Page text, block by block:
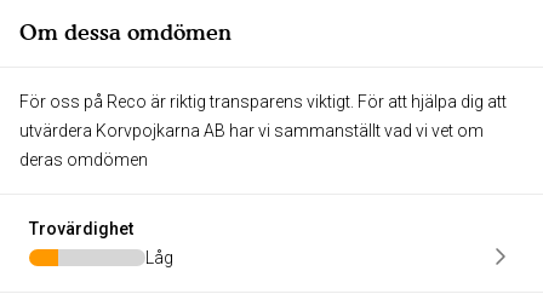
Om dessa omdömen
För oss på Reco är riktig transparens viktigt. För att hjälpa dig att
utvärdera Korvpojkarna AB har vi sammanställt vad vi vet om
deras omdömen
Trovärdighet
Låg